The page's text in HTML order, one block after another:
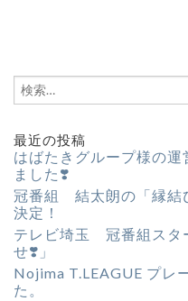
最近の投稿
はばたきグループ様の
ました❣️
冠番組 結太朗の「縁結
決定！
テレビ埼玉 冠番組スタ
せ❣️」
Nojima T.LEAGUE プレ
た。